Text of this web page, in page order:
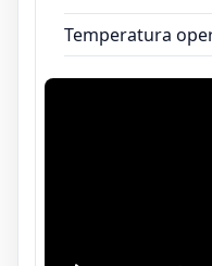
Temperatura